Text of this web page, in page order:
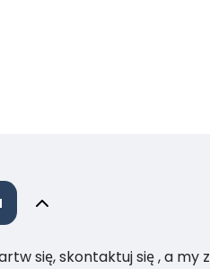
się, skontaktuj się , a my z